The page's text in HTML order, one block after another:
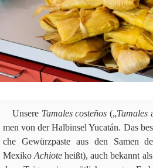
Unsere Tama­les coste­ños („Tama­les
men von der Halb­in­sel Yuca­tán. Das
che Gewürz­pa­ste aus den Samen
MexikoAchiote heißt), auch bekannt als